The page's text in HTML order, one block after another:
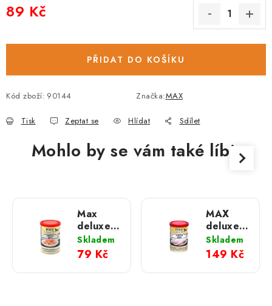
89 Kč
PŘIDAT DO KOŠÍKU
Kód zboží: 90144 Značka:MAX
Tisk Zeptat se Hlídat Sdílet
Mohlo by se vám také líbit
Max
deluxe
Kuřecí
svalovina
bez
kosti;
Skladem
79 Kč
MAX
deluxe
Kuřecí
prsa bez
kosti;
800 g
Skladem
149 Kč